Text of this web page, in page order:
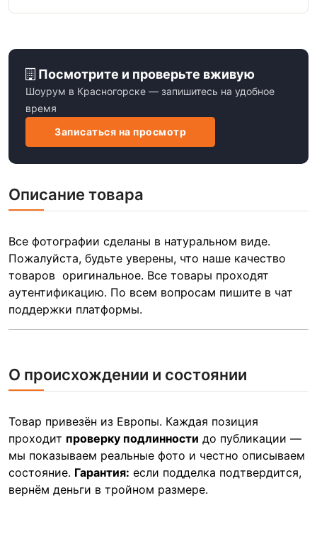
Посмотрите и проверьте вживую
Шоурум в Красногорске — запишитесь на удобное
время
Записаться на просмотр
Описание товара
Все фотографии сделаны в натуральном виде.
Пожалуйста, будьте уверены, что наше качество
товаров оригинальное. Все товары проходят
аутентификацию. По всем вопросам пишите в чат
поддержки платформы.
О происхождении и состоянии
Товар привезён из Европы. Каждая позиция
проходит проверку подлинности до публикации —
мы показываем реальные фото и честно описываем
состояние. Гарантия: если подделка подтвердится,
вернём деньги в тройном размере.